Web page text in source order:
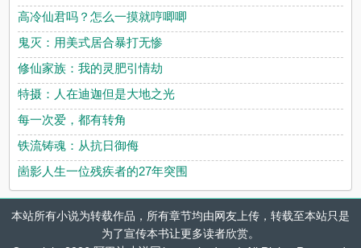
高冷仙君吗？怎么一摸就哼唧唧
鬼灭：用美式居合暴打无惨
修仙家族：我的灵肥引情劫
特摄：人在迪迦但是大地之光
每一次爱，都有转角
铁流铸魂：从抗日御侮
崮影人生一位残疾者的27年突围
本站所有小说为转载作品，所有章节均由网友上传，转载至本站只是
为了宣传本书让更多读者欣赏。